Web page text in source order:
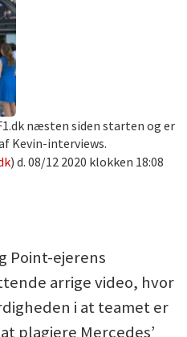
næsten siden starten og er
Kevin-interviews.
) d. 08/12 2020 klokken 18:08
Point-ejerens
arrige video, hvor
i at teamet er
plagiere Mercedes’